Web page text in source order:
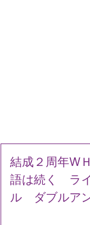
結成２周年W
語は続く ラ
ル ダブルア